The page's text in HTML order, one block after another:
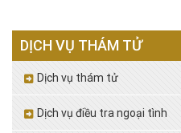
DỊCH VỤ THÁM TỬ
Dịch vụ thám tử
Dịch vụ điều tra ngoại tình